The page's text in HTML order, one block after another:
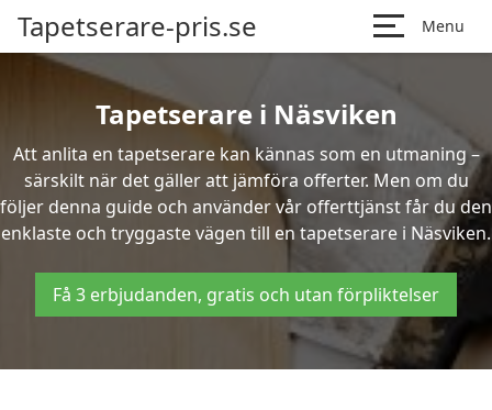
Tapetserare-pris.se Menu
Tapetserare i Näsviken
Att anlita en tapetserare kan kännas som en utmaning –
särskilt när det gäller att jämföra offerter. Men om du
följer denna guide och använder vår offerttjänst får du den
enklaste och tryggaste vägen till en tapetserare i Näsviken.
Få 3 erbjudanden, gratis och utan förpliktelser